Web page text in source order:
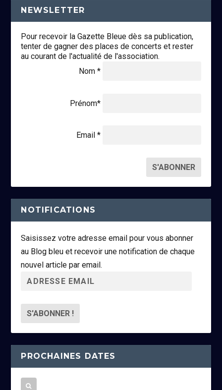
NEWSLETTER
Pour recevoir la Gazette Bleue dès sa publication,
tenter de gagner des places de concerts et rester
au courant de l'actualité de l'association.
Nom *
Prénom*
Email *
NOTIFICATIONS
Saisissez votre adresse email pour vous abonner
au Blog bleu et recevoir une notification de chaque
nouvel article par email.
r
s
s
e
m
PROCHAINES DATES